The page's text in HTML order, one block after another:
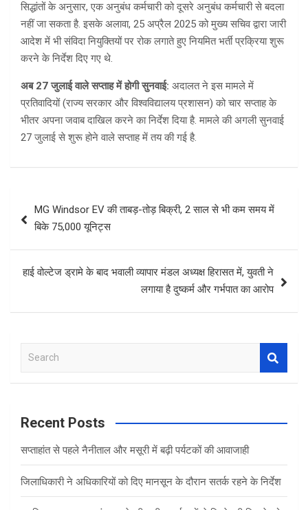
सिद्धांतों के अनुसार, एक अनुबंध कर्मचारी को दूसरे अनुबंध कर्मचारी से बदला
नहीं जा सकता है. इसके अलावा, 25 अप्रैल 2025 को मुख्य सचिव द्वारा जारी
आदेश में भी संविदा नियुक्तियों पर रोक लगाते हुए नियमित भर्ती प्रक्रिया शुरू
करने के निर्देश दिए गए थे.
अब 27 जुलाई वाले सप्ताह में होगी सुनवाई: अदालत ने इस मामले में
प्रतिवादियों (राज्य सरकार और विश्वविद्यालय प्रशासन) को चार सप्ताह के
भीतर अपना जवाब दाखिल करने का निर्देश दिया है. मामले की अगली सुनवाई
27 जुलाई से शुरू होने वाले सप्ताह में तय की गई है.
navigation
MG Windsor EV की ताबड़-तोड़ बिक्री, 2 साल से भी कम समय में
बिके 75,000 यूनिट्स
हाई वोल्टेज ड्रामे के बाद भवाली व्यापार मंडल अध्यक्ष हिरासत में, युवती ने
लगाया है दुष्कर्म और गर्भपात का आरोप
a
c
Recent Posts
सप्ताहांत से पहले नैनीताल और मसूरी में बढ़ी पर्यटकों की आवाजाही
जिलाधिकारी ने अधिकारियों को दिए मानसून के दौरान सतर्क रहने के निर्देश